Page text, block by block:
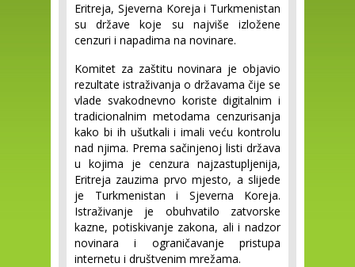
Eritreja, Sjeverna Koreja i Turkmenistan
su države koje su najviše izložene
cenzuri i napadima na novinare.
Komitet za zaštitu novinara je objavio
rezultate istraživanja o državama čije se
vlade svakodnevno koriste digitalnim i
tradicionalnim metodama cenzurisanja
kako bi ih ušutkali i imali veću kontrolu
nad njima. Prema sačinjenoj listi država
u kojima je cenzura najzastupljenija,
Eritreja zauzima prvo mjesto, a slijede
je Turkmenistan i Sjeverna Koreja.
Istraživanje je obuhvatilo zatvorske
kazne, potiskivanje zakona, ali i nadzor
novinara i ograničavanje pristupa
internetu i društvenim mrežama.